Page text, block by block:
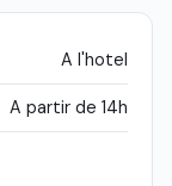
A l'hotel
A partir de 14h